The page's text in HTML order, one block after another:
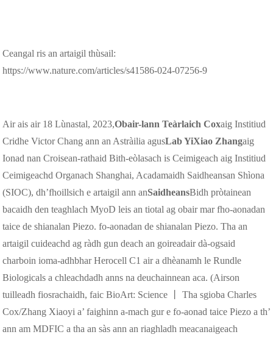
Ceangal ris an artaigil thùsail:
https://www.nature.com/articles/s41586-024-07256-9
Air ais air 18 Lùnastal, 2023,Obair-lann Teàrlaich Coxaig Institiud
Cridhe Victor Chang ann an Astràilia agusLab YiXiao Zhangaig
Ionad nan Croisean-rathaid Bith-eòlasach is Ceimigeach aig Institiud
Ceimigeachd Organach Shanghai, Acadamaidh Saidheansan Shìona
(SIOC), dh’fhoillsich e artaigil ann anSaidheansBidh pròtainean
bacaidh den teaghlach MyoD leis an tiotal ag obair mar fho-aonadan
taice de shianalan Piezo. fo-aonadan de shianalan Piezo. Tha an
artaigil cuideachd ag ràdh gun deach an goireadair dà-ogsaid
charboin ioma-adhbhar Herocell C1 air a dhèanamh le Rundle
Biologicals a chleachdadh anns na deuchainnean aca. (Airson
tuilleadh fiosrachaidh, faic BioArt: Science 丨 Tha sgioba Charles
Cox/Zhang Xiaoyi a’ faighinn a-mach gur e fo-aonad taice Piezo a th’
ann am MDFIC a tha an sàs ann an riaghladh meacanaigeach